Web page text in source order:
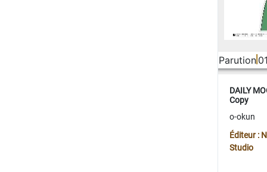
Parution
DAILY
Copy
o-okun
Éditeur :
Studio